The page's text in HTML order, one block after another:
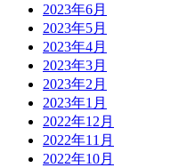
2023年6月
2023年5月
2023年4月
2023年3月
2023年2月
2023年1月
2022年12月
2022年11月
2022年10月